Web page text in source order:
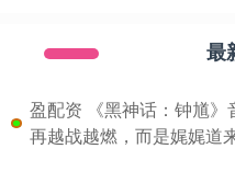
最
盈配资 《黑神话：钟馗》
再越战越燃，而是娓娓道